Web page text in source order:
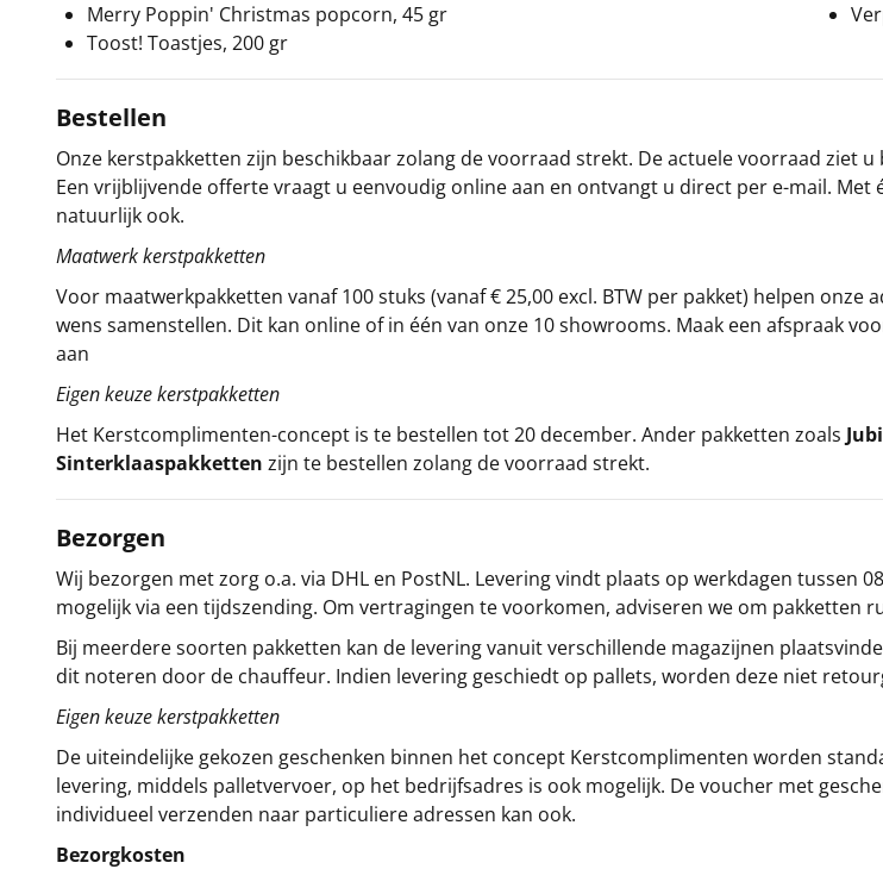
Merry Poppin' Christmas popcorn, 45 gr
Toost! Toastjes, 200 gr
Bestellen
Onze kerstpakketten zijn beschikbaar zolang de voorraad strekt. De actuele voorraad ziet
Een vrijblijvende offerte vraagt u eenvoudig online aan en ontvangt u direct per e-mail.
natuurlijk ook.
Maatwerk kerstpakketten
Voor maatwerkpakketten vanaf 100 stuks (vanaf € 25,00 excl. BTW per pakket) helpen
wens samenstellen. Dit kan online of in één van onze 10 showrooms. Maak een afspraak
aan
Eigen keuze kerstpakketten
Het Kerstcomplimenten-concept is te bestellen tot 20 december. Ander pakketten zoals
Sinterklaaspakketten zijn te bestellen zolang de voorraad strekt.
Bezorgen
Wij bezorgen met zorg o.a. via DHL en PostNL. Levering vindt plaats op werkdagen tussen
mogelijk via een tijdszending. Om vertragingen te voorkomen, adviseren we om pakketten
Bij meerdere soorten pakketten kan de levering vanuit verschillende magazijnen
dit noteren door de chauffeur. Indien levering geschiedt op pallets, worden deze niet
Eigen keuze kerstpakketten
De uiteindelijke gekozen geschenken binnen het concept Kerstcomplimenten worden
levering, middels palletvervoer, op het bedrijfsadres is ook mogelijk. De voucher met
individueel verzenden naar particuliere adressen kan ook.
Bezorgkosten